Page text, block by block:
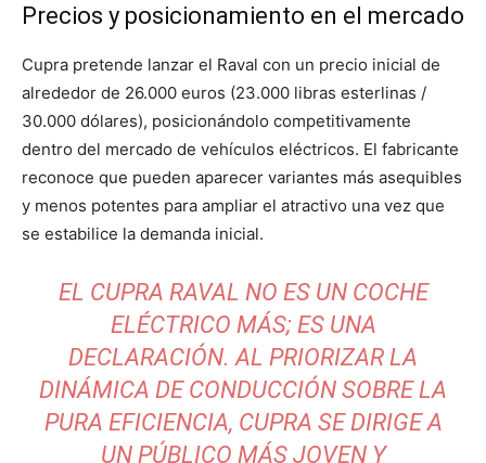
Precios y posicionamiento en el mercado
Cupra pretende lanzar el Raval con un precio inicial de
alrededor de 26.000 euros (23.000 libras esterlinas /
30.000 dólares), posicionándolo competitivamente
dentro del mercado de vehículos eléctricos. El fabricante
reconoce que pueden aparecer variantes más asequibles
y menos potentes para ampliar el atractivo una vez que
se estabilice la demanda inicial.
EL CUPRA RAVAL NO ES UN COCHE
ELÉCTRICO MÁS; ES UNA
DECLARACIÓN. AL PRIORIZAR LA
DINÁMICA DE CONDUCCIÓN SOBRE LA
PURA EFICIENCIA, CUPRA SE DIRIGE A
UN PÚBLICO MÁS JOVEN Y